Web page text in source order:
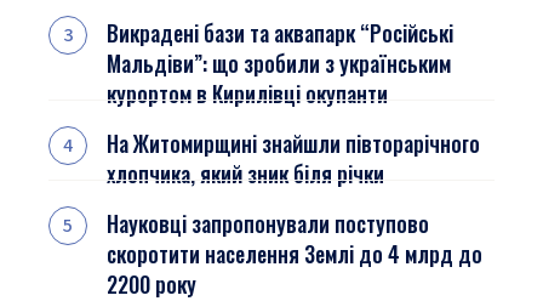
Викрадені бази та аквапарк “Російські
Мальдіви”: що зробили з українським
курортом в Кирилівці окупанти
На Житомирщині знайшли півторарічного
хлопчика, який зник біля річки
Науковці запропонували поступово
скоротити населення Землі до 4 млрд до
2200 року